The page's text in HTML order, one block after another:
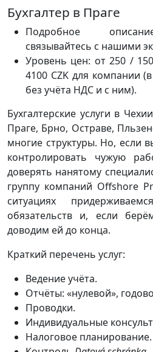
Бухгалтер в Праге
Подробное
связывайтесь с нашими
Уровень цен: от 250 /
4100 CZK для компании
без учёта НДС и с ним).
Бухгалтерские услуги в
Праге, Брно, Остраве,
многие структуры. Но, если
контролировать чужую
доверять нанятому
группу компаний Offshore
ситуациях
обязательств и, если
доводим ей до конца.
Краткий перечень услуг:
Ведение учёта.
Отчёты: «нулевой»,
Проводки.
Индивидуальные
Налоговое планирование.